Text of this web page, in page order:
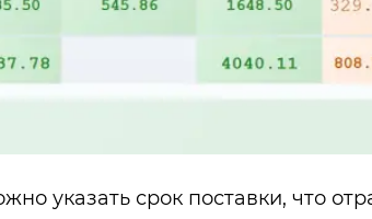
указать срок поставки, что